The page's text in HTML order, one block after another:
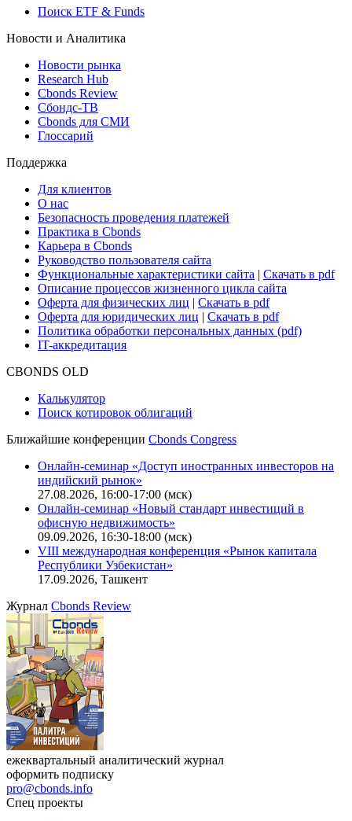
Поиск ETF & Funds
Новости и Аналитика
Новости рынка
Research Hub
Cbonds Review
Сбондс-ТВ
Cbonds для СМИ
Глоссарий
Поддержка
Для клиентов
О нас
Безопасность проведения платежей
Практика в Cbonds
Карьера в Cbonds
Руководство пользователя сайта
Функциональные характеристики сайта | Скачать в pdf
Описание процессов жизненного цикла сайта
Оферта для физических лиц | Скачать в pdf
Оферта для юридических лиц | Скачать в pdf
Политика обработки персональных данных (pdf)
IT-аккредитация
CBONDS OLD
Калькулятор
Поиск котировок облигаций
Ближайшие конференции Cbonds Congress
Онлайн-семинар «Доступ иностранных инвесторов на
индийский рынок»
27.08.2026, 16:00-17:00 (мск)
Онлайн-семинар «Новый стандарт инвестиций в
офисную недвижимость»
09.09.2026, 16:30-18:00 (мск)
VIII международная конференция «Рынок капитала
Республики Узбекистан»
17.09.2026, Ташкент
Журнал Cbonds Review
ежеквартальный аналитический журнал
оформить подписку
pro@cbonds.info
Спец проекты